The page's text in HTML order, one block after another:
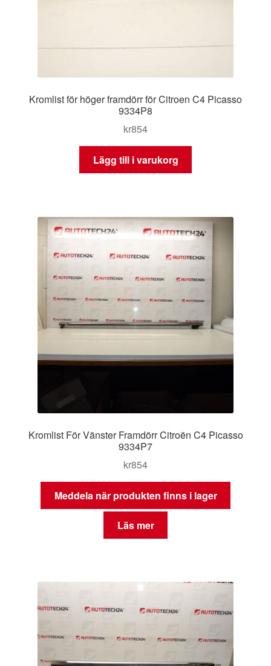
Kromlist för höger framdörr för Citroen C4 Picasso
9334P8
kr854
Lägg till i varukorg
Kromlist För Vänster Framdörr Citroën C4 Picasso
9334P7
kr854
Meddela när produkten finns i lager
Läs mer